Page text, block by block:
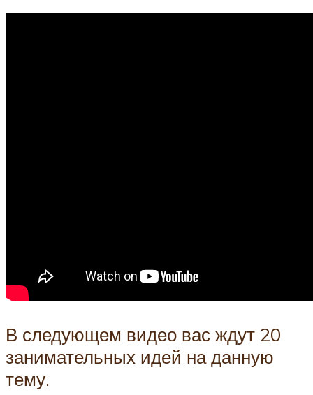
В следующем видео вас ждут 20
занимательных идей на данную
тему.